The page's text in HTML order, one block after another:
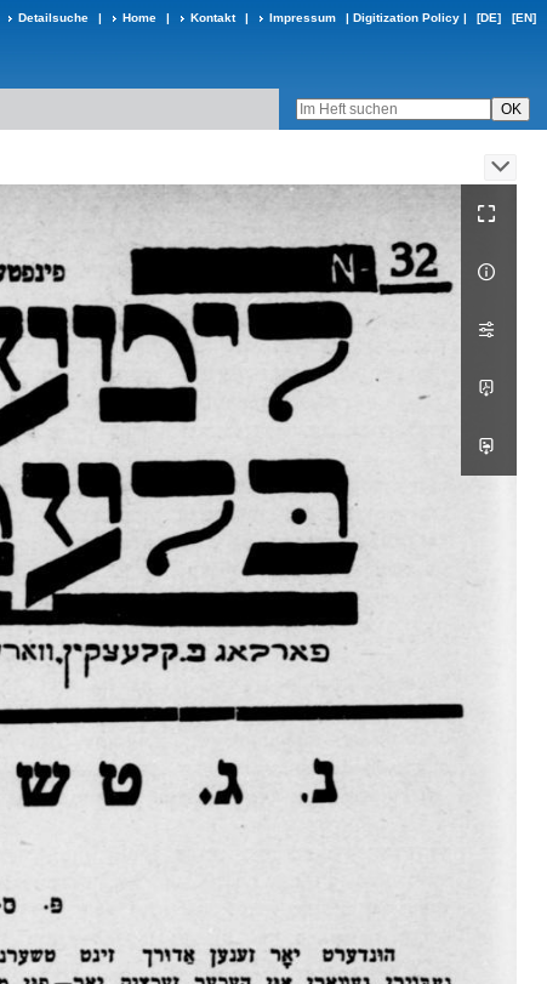
Detailsuche | Home | Kontakt | Impressum | Digitization Policy | [DE] [EN]